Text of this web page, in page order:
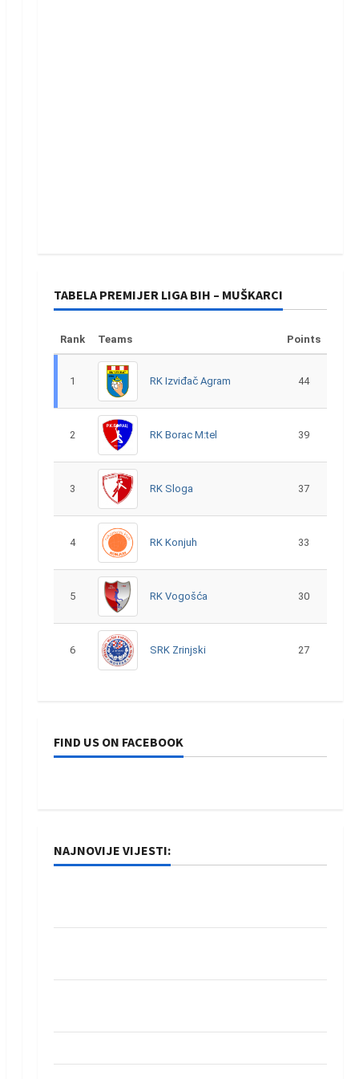
TABELA PREMIJER LIGA BIH – MUŠKARCI
Rank Teams Points
1 RK Izviđač Agram 44
2 RK Borac M:tel 39
3 RK Sloga 37
4 RK Konjuh 33
5 RK Vogošća 30
6 SRK Zrinjski 27
FIND US ON FACEBOOK
NAJNOVIJE VIJESTI: